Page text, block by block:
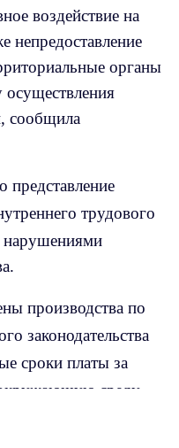
воздействие на
органы
осуществления
сообщила
представление
трудового
нарушениями
производства по
законодательства
сроки платы за
окружающую среду.